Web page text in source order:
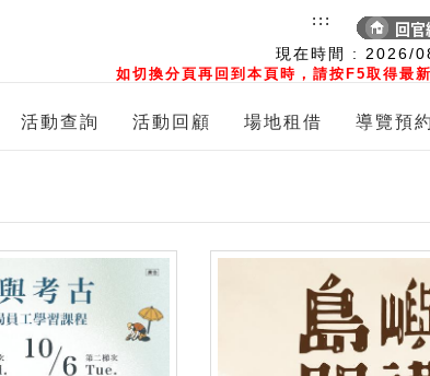
現在時間 : 2026/
如切換分頁再回到本頁時，請按F5取得最
:::
活動查詢 活動回顧 場地租借 導覽預約